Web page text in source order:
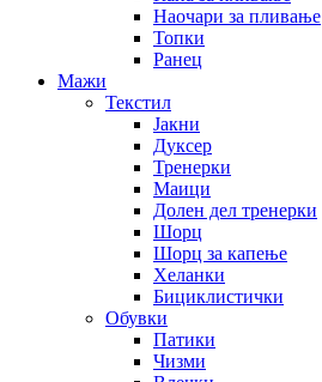
Наочари за пливање
Топки
Ранец
Мажи
Текстил
Јакни
Дуксер
Тренерки
Маици
Долен дел тренерки
Шорц
Шорц за капење
Хеланки
Бициклистички
Обувки
Патики
Чизми